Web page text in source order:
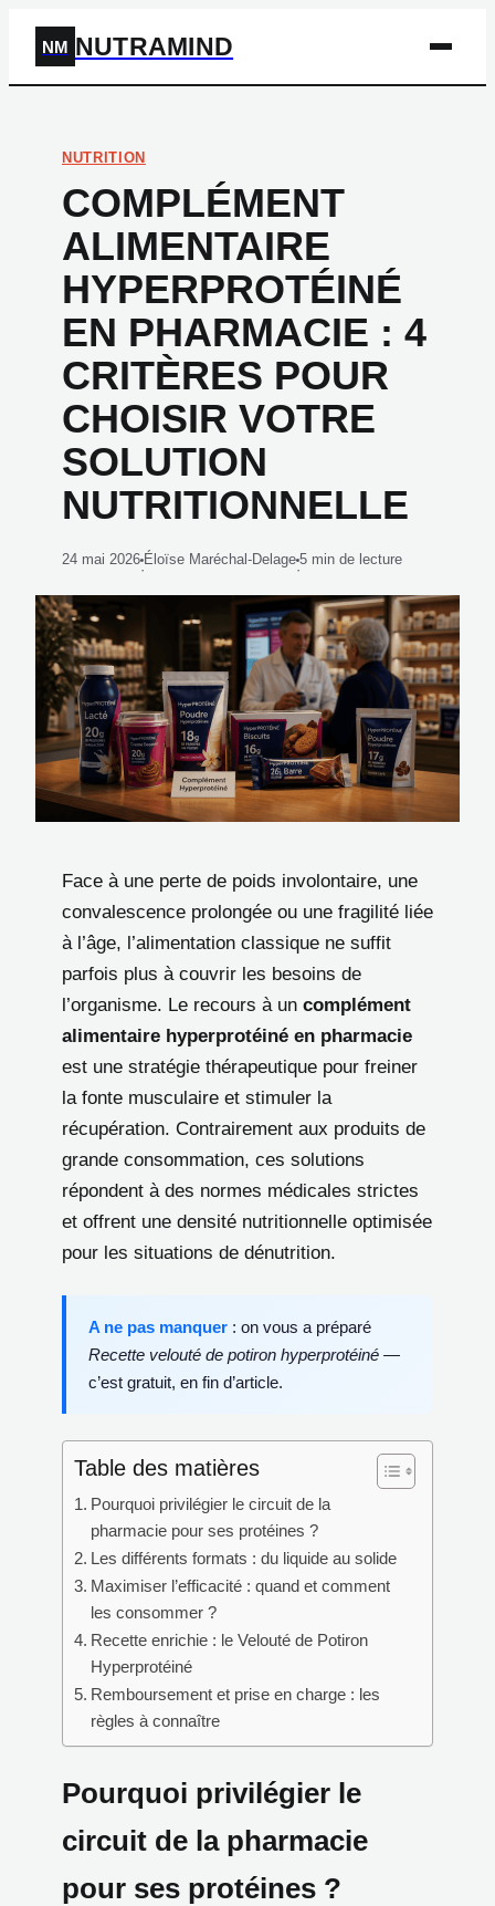
NM NUTRAMIND
NUTRITION
COMPLÉMENT
ALIMENTAIRE
HYPERPROTÉINÉ
EN PHARMACIE : 4
CRITÈRES POUR
CHOISIR VOTRE
SOLUTION
NUTRITIONNELLE
24 mai 2026
·
Éloïse Maréchal-Delage
·
5 min de lecture
Face à une perte de poids involontaire, une
convalescence prolongée ou une fragilité liée
à l’âge, l’alimentation classique ne suffit
parfois plus à couvrir les besoins de
l’organisme. Le recours à un complément
alimentaire hyperprotéiné en pharmacie
est une stratégie thérapeutique pour freiner
la fonte musculaire et stimuler la
récupération. Contrairement aux produits de
grande consommation, ces solutions
répondent à des normes médicales strictes
et offrent une densité nutritionnelle optimisée
pour les situations de dénutrition.
A ne pas manquer : on vous a préparé
Recette velouté de potiron hyperprotéiné —
c’est gratuit, en fin d’article.
Table des matières
Pourquoi privilégier le circuit de la
pharmacie pour ses protéines ?
Les différents formats : du liquide au solide
Maximiser l’efficacité : quand et comment
les consommer ?
Recette enrichie : le Velouté de Potiron
Hyperprotéiné
Remboursement et prise en charge : les
règles à connaître
Pourquoi privilégier le
circuit de la pharmacie
pour ses protéines ?